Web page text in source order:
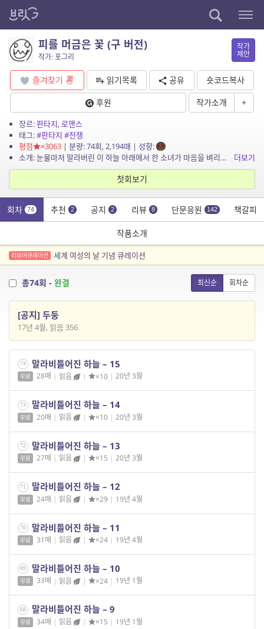
피를 머금은 꽃 (구 버전)
작가: 포그리
작가
제안
즐겨찾기 읽기목록 공유
숏코드복사
후원
작가소개 +
장르:판타지,로맨스
태그:#판타지 #전쟁
평점
×3063| 분량: 74회, 2,194매 | 성향:
소개: 눈물마저 말라버린 이 하늘 아래에서 한 소녀가 마음을 벼리어 길을 나선다.
더보기
첫회보기
회차 74 추천 2 공지 2 리뷰 8 단문응원 142 책갈피
작품소개
리뷰어큐레이션 세계 여성의 날 기념 큐레이션
총74회 - 완결 최신순 회차순
[공지] 두둥
17년 4월, 읽음 356
74 말라비틀어진 하늘 – 15
무료 28매 | 읽음 | ×10 | 20년 3월
73 말라비틀어진 하늘 – 14
무료 20매 | 읽음 | ×10 | 20년 3월
72 말라비틀어진 하늘 – 13
무료 27매 | 읽음 | ×15 | 20년 3월
71 말라비틀어진 하늘 – 12
무료 24매 | 읽음 | ×29 | 19년 4월
70 말라비틀어진 하늘 – 11
무료 31매 | 읽음 | ×24 | 19년 4월
69 말라비틀어진 하늘 – 10
무료 33매 | 읽음 | ×24 | 19년 1월
68 말라비틀어진 하늘 – 9
무료 34매 | 읽음 | ×15 | 19년 1월